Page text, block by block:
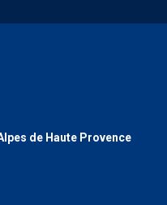
de Haute Provence